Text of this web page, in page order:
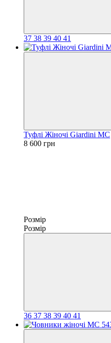
37 38 39 40 41
Туфлі Жіночі Giardini MC
8 600 грн
Розмір
Розмір
36 37 38 39 40 41